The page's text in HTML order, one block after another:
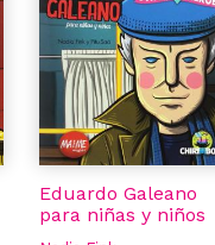
Eduardo Galeano
para niñas y niños